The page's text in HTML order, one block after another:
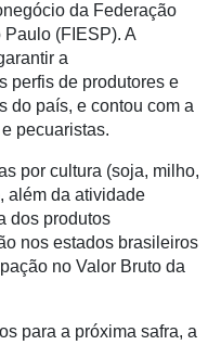
da Federação
(FIESP). A
a
perfis de produtores e
do país, e contou com a
pecuaristas.
por cultura (soja, milho,
além da atividade
dos produtos
nos estados brasileiros
no Valor Bruto da
para a próxima safra, a